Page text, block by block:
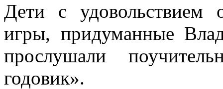
Дети с удовольствием
игры, придуманные
прослушали
годовик».